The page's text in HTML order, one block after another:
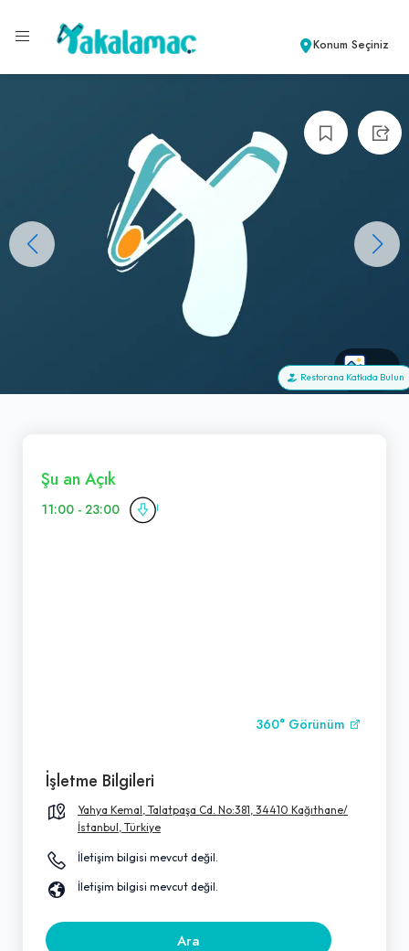
Konum Seçiniz
+2
Restorana Katkıda Bulun
Şu an Açık
11:00 - 23:00
360° Görünüm
İşletme Bilgileri
Yahya Kemal, Talatpaşa Cd. No:381, 34410 Kağıthane/
İstanbul, Türkiye
İletişim bilgisi mevcut değil.
İletişim bilgisi mevcut değil.
Ara